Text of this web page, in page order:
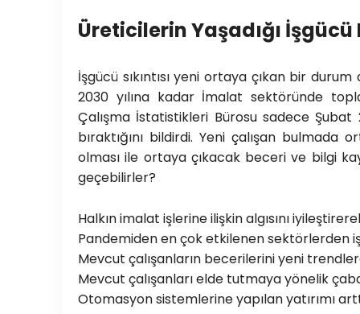
Üreticilerin Yaşadığı İşgücü
İşgücü sıkıntısı yeni ortaya çıkan bir
2030 yılına kadar İmalat sektöründe
Çalışma İstatistikleri Bürosu sadece Şubat
bıraktığını bildirdi. Yeni çalışan bulmada
olması ile ortaya çıkacak beceri ve bilgi
geçebilirler?
Halkın imalat işlerine ilişkin algısını
Pandemiden en çok etkilenen sektörlerden
Mevcut çalışanların becerilerini yeni
Mevcut çalışanları elde tutmaya yönelik
Otomasyon sistemlerine yapılan yatırımı